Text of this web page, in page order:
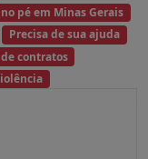
pé em Minas Gerais
Precisa de sua ajuda
contratos